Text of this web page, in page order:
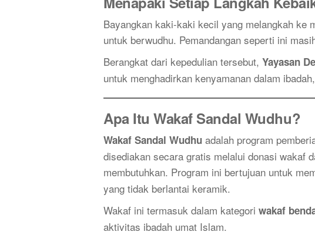
Bayangkan kaki-kaki kecil yang melangkah ke
untuk berwudhu. Pemandangan seperti ini
Berangkat dari kepedulian tersebut, Yayasan
untuk menghadirkan kenyamanan dalam
Apa Itu Wakaf Sandal Wudhu?
Wakaf Sandal Wudhu adalah program
disediakan secara gratis melalui donasi wakaf
membutuhkan. Program ini bertujuan untuk
yang tidak berlantai keramik.
Wakaf ini termasuk dalam kategori wakaf
aktivitas ibadah umat Islam.